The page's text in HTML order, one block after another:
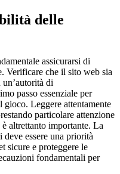
delle
assicurarsi di
Verificare che il sito web sia
di
passo essenziale per
gioco. Leggere attentamente
particolare attenzione
altrettanto importante. La
essere una priorità
sicure e proteggere le
fondamentali per